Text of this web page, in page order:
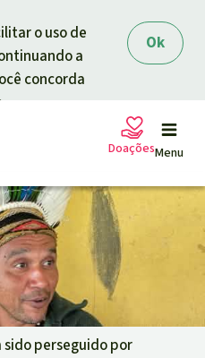
Ok
o uso de
a
concorda
Menu
Doações
ajuda
tema
sido perseguido por